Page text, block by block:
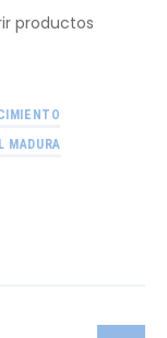
productos
MADURA